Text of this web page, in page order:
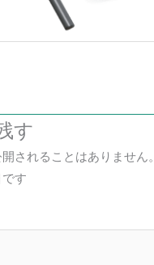
す
されることはありません。
す